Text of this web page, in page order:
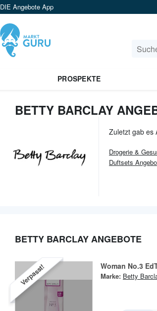
DIE Angebote App
PROSPEKTE
BETTY BARCLAY
Zuletzt gab es
Drogerie &
Duftsets
BETTY BARCLAY ANGEBOTE
Verpasst! Woman No.3
Marke: Betty